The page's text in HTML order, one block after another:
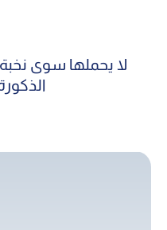
لا يحملها سوى